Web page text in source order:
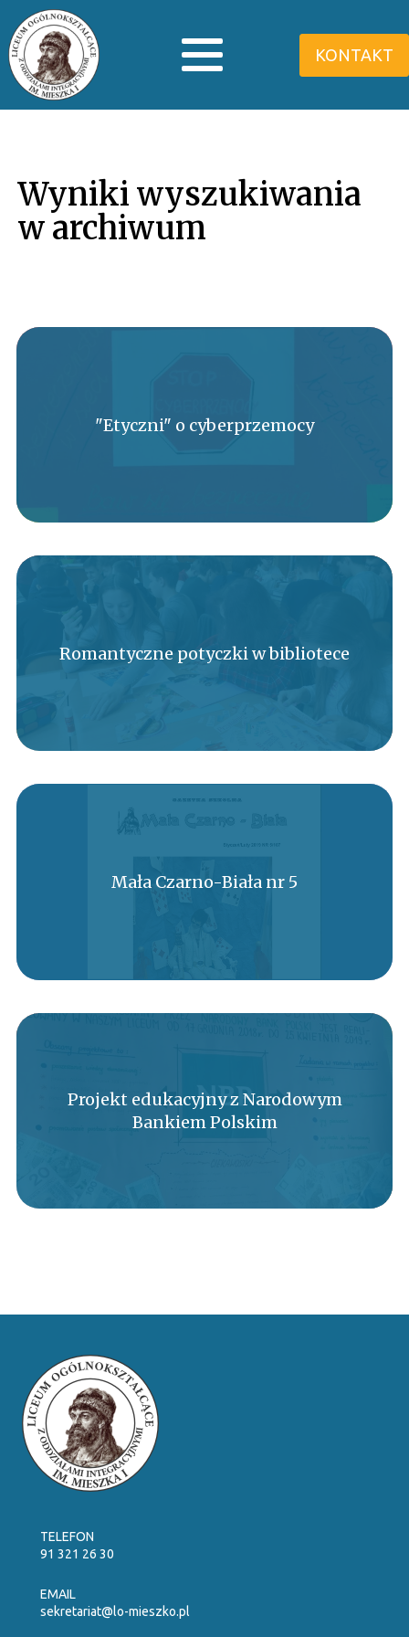
KONTAKT
Wyniki wyszukiwania
w archiwum
"Etyczni" o cyberprzemocy
Romantyczne potyczki w bibliotece
Mała Czarno-Biała nr 5
Projekt edukacyjny z Narodowym
Bankiem Polskim
TELEFON
91 321 26 30
EMAIL
sekretariat@lo-mieszko.pl